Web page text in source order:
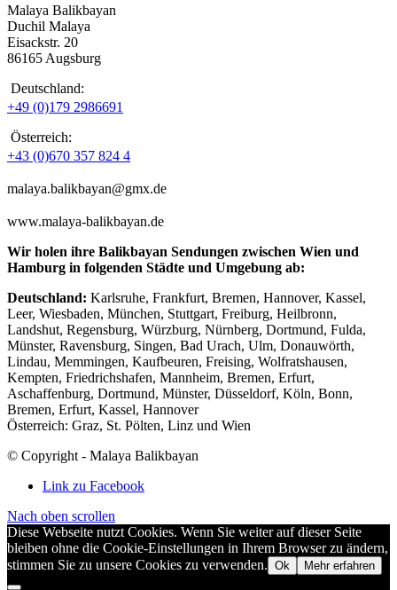
Malaya Balikbayan
Duchil Malaya
Eisackstr. 20
86165 Augsburg
Deutschland:
+49 (0)179 2986691
Österreich:
+43 (0)670 357 824 4
malaya.balikbayan@gmx.de
www.malaya-balikbayan.de
Wir holen ihre Balikbayan Sendungen zwischen Wien und
Hamburg in folgenden Städte und Umgebung ab:
Deutschland: Karlsruhe, Frankfurt, Bremen, Hannover, Kassel,
Leer, Wiesbaden, München, Stuttgart, Freiburg, Heilbronn,
Landshut, Regensburg, Würzburg, Nürnberg, Dortmund, Fulda,
Münster, Ravensburg, Singen, Bad Urach, Ulm, Donauwörth,
Lindau, Memmingen, Kaufbeuren, Freising, Wolfratshausen,
Kempten, Friedrichshafen, Mannheim, Bremen, Erfurt,
Aschaffenburg, Dortmund, Münster, Düsseldorf, Köln, Bonn,
Bremen, Erfurt, Kassel, Hannover
Österreich: Graz, St. Pölten, Linz und Wien
© Copyright - Malaya Balikbayan
Link zu Facebook
Nach oben scrollen
Diese Webseite nutzt Cookies. Wenn Sie weiter auf dieser Seite
bleiben ohne die Cookie-Einstellungen in Ihrem Browser zu ändern,
stimmen Sie zu unsere Cookies zu verwenden. Ok Mehr erfahren